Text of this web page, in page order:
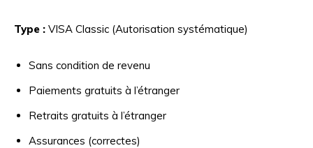
Type : VISA Classic (Autorisation systématique)
Sans condition de revenu
Paiements gratuits à l’étranger
Retraits gratuits à l’étranger
Assurances (correctes)